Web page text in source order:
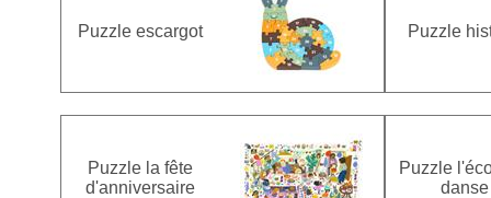
Puzzle escargot Puzzle
Puzzle la fête
d'anniversaire
Puzzle
danse